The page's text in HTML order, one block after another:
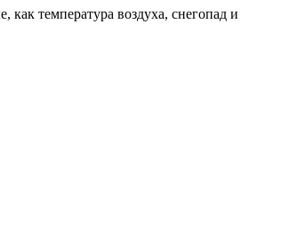
температура воздуха, снегопад и